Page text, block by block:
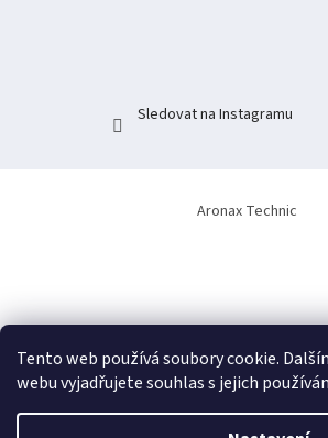
Tento web používá soubory cookie.
webu vyjadřujete souhlas s jejich
Sledovat na Instagramu
Aronax Technic